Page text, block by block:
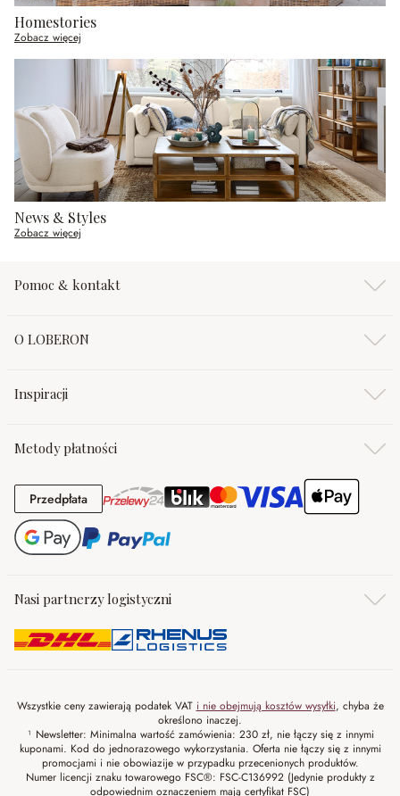
Homestories
Zobacz więcej
News & Styles
Zobacz więcej
Pomoc & kontakt
O LOBERON
Inspiracji
Metody płatności
PrzedpłataPrzedpłata
Nasi partnerzy logistyczni
Wszystkie ceny zawierają podatek VAT i nie obejmują kosztów wysyłki, chyba że
określono inaczej.
¹ Newsletter: Minimalna wartość zamówienia: 230 zł, nie łączy się z innymi
kuponami. Kod do jednorazowego wykorzystania. Oferta nie łączy się z innymi
promocjami i nie obowiazije w przypadku przecenionych produktów.
Numer licencji znaku towarowego FSC®: FSC-C136992 (Jedynie produkty z
odpowiednim oznaczeniem mają certyfikat FSC)